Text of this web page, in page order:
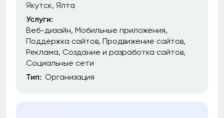
Якутск Ялта
Услуги:
Веб-дизайн Мобильные приложения
Поддержка сайтов Продвижение сайтов
Реклама Создание и разработка сайтов
Социальные сети
Тип: Организация